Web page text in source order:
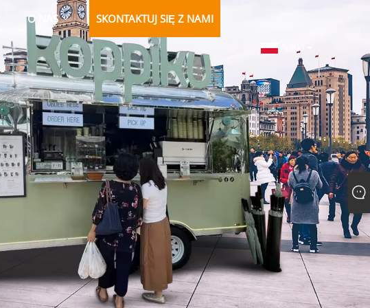
O NAS SKONTAKTUJ SIĘ Z NAMI